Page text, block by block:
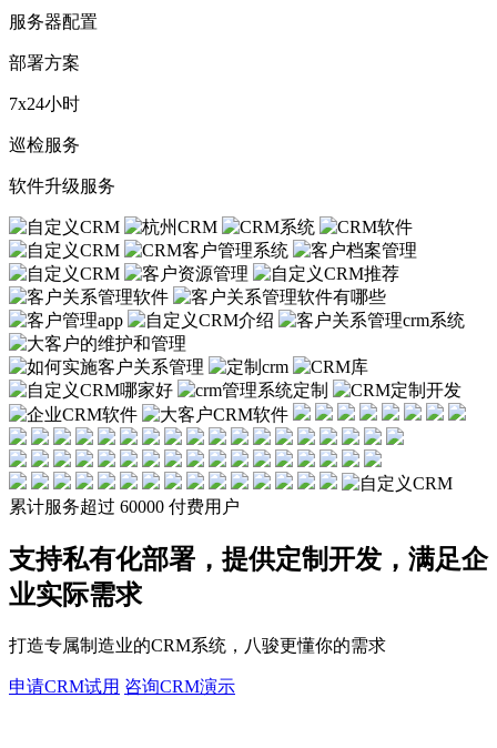
服务器配置
部署方案
7x24小时
巡检服务
软件升级服务
累计服务超过 60000 付费用户
支持私有化部署，提供定制开发，满足企
业实际需求
打造专属制造业的CRM系统，八骏更懂你的需求
申请CRM试用 咨询CRM演示